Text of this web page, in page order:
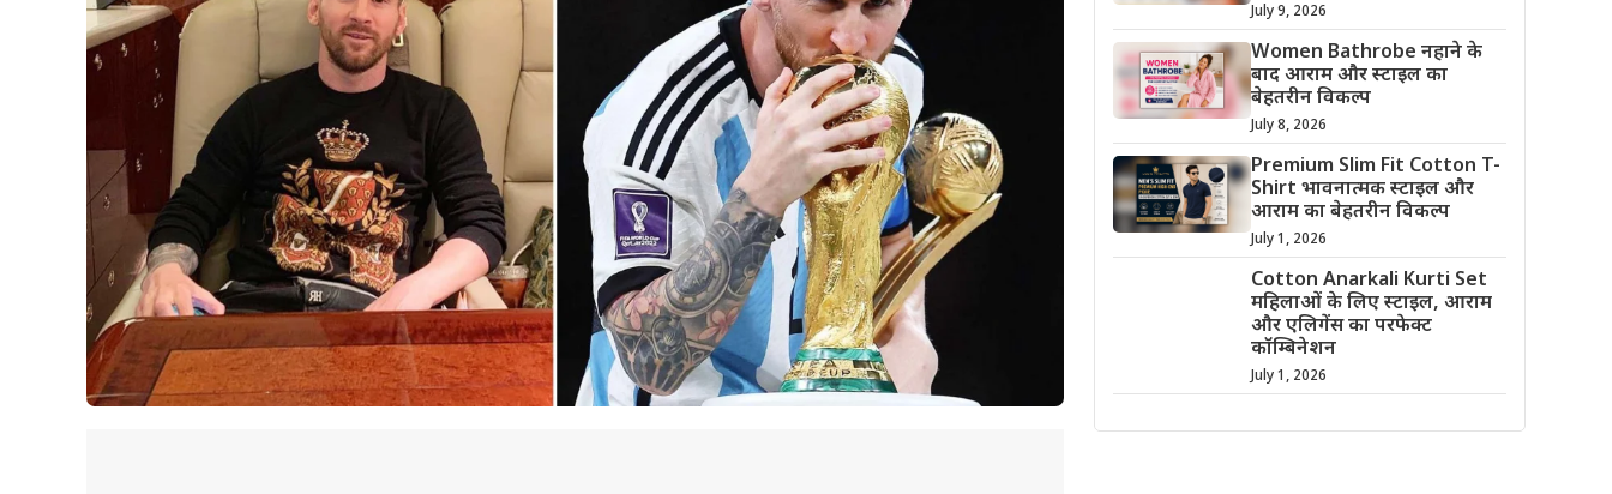
July 9, 2026
Women Bathrobe नहाने के
बाद आराम और स्टाइल का
बेहतरीन विकल्प
July 8, 2026
Premium Slim Fit Cotton T-
Shirt भावनात्मक स्टाइल और
आराम का बेहतरीन विकल्प
July 1, 2026
Cotton Anarkali Kurti Set
महिलाओं के लिए स्टाइल, आराम
और एलिगेंस का परफेक्ट
कॉम्बिनेशन
July 1, 2026